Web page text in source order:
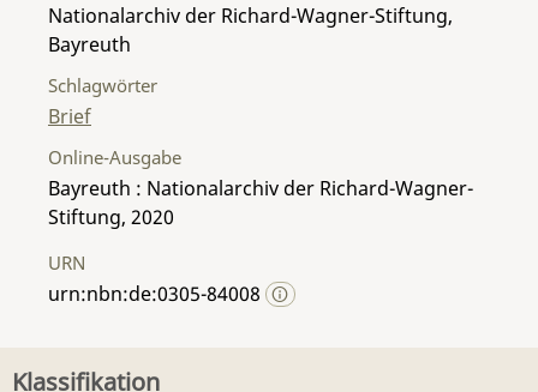
Nationalarchiv der Richard-Wagner-Stiftung,
Bayreuth
Schlagwörter
Brief
Online-Ausgabe
Bayreuth : Nationalarchiv der Richard-Wagner-
Stiftung, 2020
URN
urn:nbn:de:0305-84008
Klassifikation